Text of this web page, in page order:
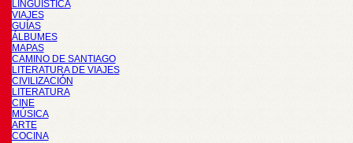
LINGÜÍSTICA
VIAJES
GUÍAS
ÁLBUMES
MAPAS
CAMINO DE SANTIAGO
LITERATURA DE VIAJES
CIVILIZACIÓN
LITERATURA
CINE
MÚSICA
ARTE
COCINA